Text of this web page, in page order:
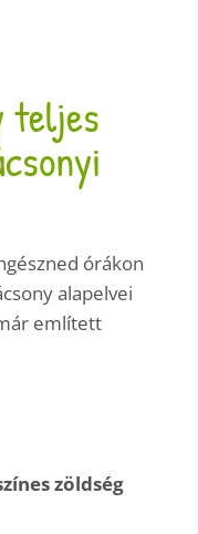
teljes
órákon
alapelvei
említett
zöldség